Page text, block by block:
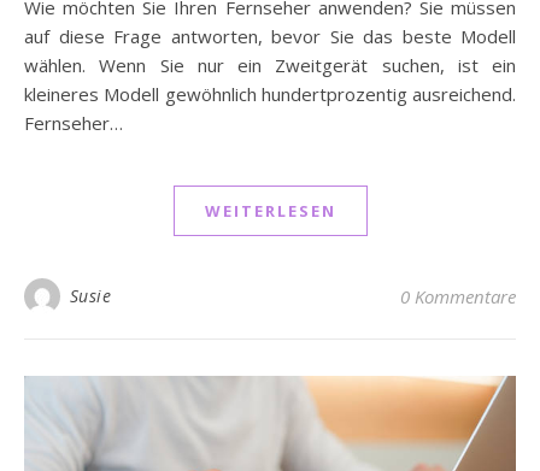
Wie möchten Sie Ihren Fernseher anwenden? Sie müssen
auf diese Frage antworten, bevor Sie das beste Modell
wählen. Wenn Sie nur ein Zweitgerät suchen, ist ein
kleineres Modell gewöhnlich hundertprozentig ausreichend.
Fernseher…
WEITERLESEN
Susie 0 Kommentare